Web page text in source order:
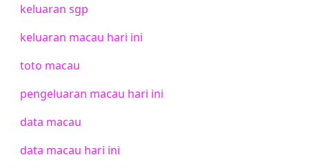
keluaran sgp
keluaran macau hari ini
toto macau
pengeluaran macau hari ini
data macau
data macau hari ini